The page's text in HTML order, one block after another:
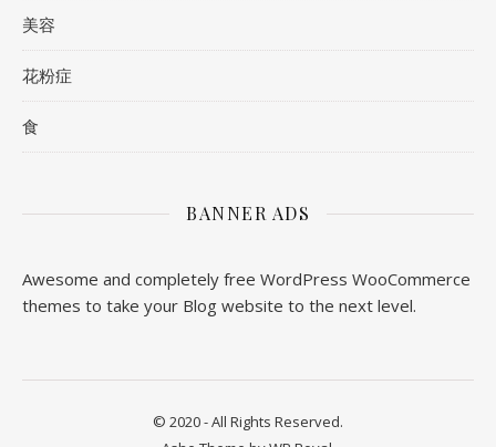
美容
花粉症
食
BANNER ADS
Awesome and completely free WordPress WooCommerce
themes to take your Blog website to the next level.
© 2020 - All Rights Reserved.